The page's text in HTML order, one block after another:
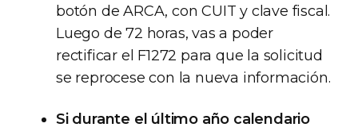
botón de ARCA, con CUIT y clave fiscal.
Luego de 72 horas, vas a poder
rectificar el F1272 para que la solicitud
se reprocese con la nueva información.
Si durante el último año calendario